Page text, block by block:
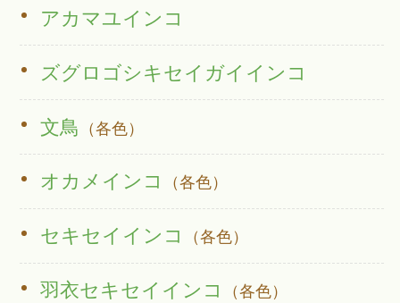
アカマユインコ
ズグロゴシキセイガイインコ
文鳥 （各色）
オカメインコ （各色）
セキセイインコ （各色）
羽衣セキセイインコ （各色）